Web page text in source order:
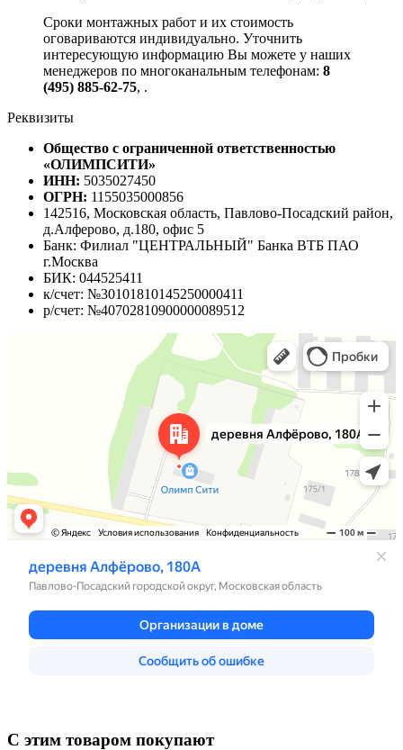
Сроки монтажных работ и их стоимость
оговариваются индивидуально. Уточнить
интересующую информацию Вы можете у наших
менеджеров по многоканальным телефонам: 8
(495) 885-62-75, .
Реквизиты
Общество с ограниченной ответственностью
«ОЛИМПСИТИ»
ИНН: 5035027450
ОГРН: 1155035000856
142516, Московская область, Павлово-Посадский район,
д.Алферово, д.180, офис 5
Банк: Филиал "ЦЕНТРАЛЬНЫЙ" Банка ВТБ ПАО
г.Москва
БИК: 044525411
к/счет: №30101810145250000411
р/счет: №40702810900000089512
С этим товаром покупают